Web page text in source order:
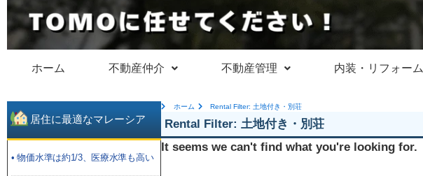
ホーム 不動産仲介 不動産管理 内装・リフォーム
居住に最適なマレーシア
• 物価水準は約1/3、医療水準も高い
ホーム Rental Filter: 土地付き・別荘
Rental Filter: 土地付き・別荘
It seems we can't find what you're looking for.